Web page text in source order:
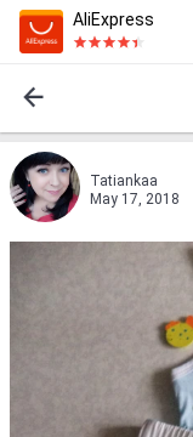
AliExpress
Tatiankaa
May 17, 2018